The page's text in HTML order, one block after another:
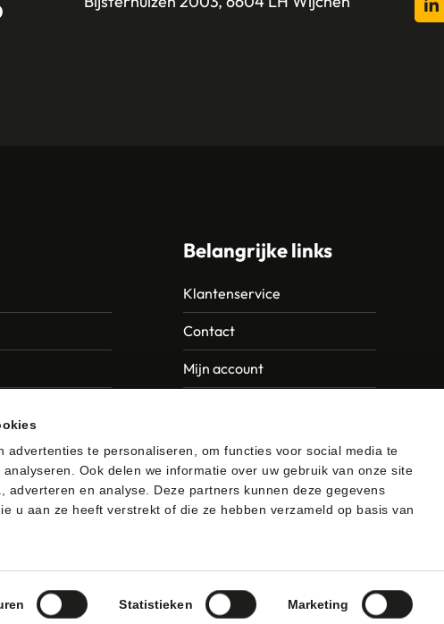
advertenties te personaliseren, om functies voor social media te
Ook delen we informatie over uw gebruik van onze site
adverteren en analyse. Deze partners kunnen deze gegevens
u aan ze heeft verstrekt of die ze hebben verzameld op basis van
Statistieken Marketing
Belangrijke links
Klantenservice
Contact
Mijn account
voorwaardenPrivacybeleid